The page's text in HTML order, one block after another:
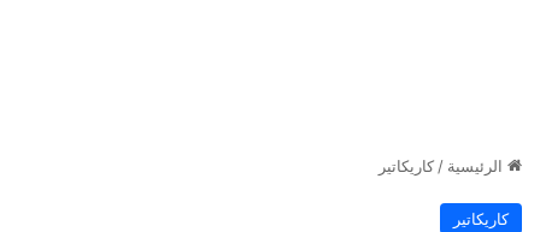
الرئيسية / كاريكاتير
كاريكاتير